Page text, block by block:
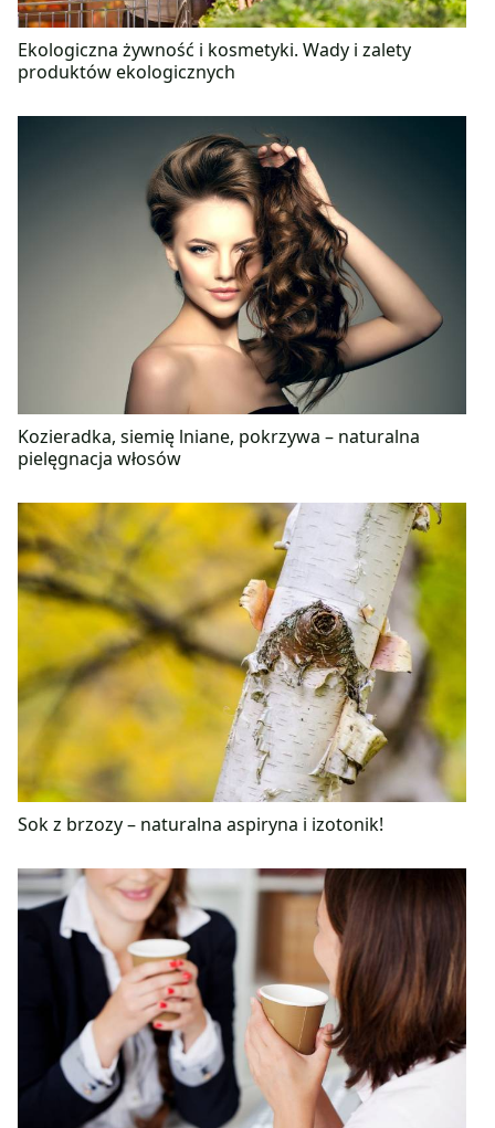
Ekologiczna żywność i kosmetyki. Wady i zalety
produktów ekologicznych
Kozieradka, siemię lniane, pokrzywa – naturalna
pielęgnacja włosów
Sok z brzozy – naturalna aspiryna i izotonik!